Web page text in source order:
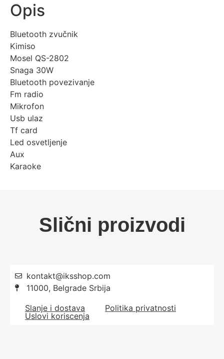
Opis
Bluetooth zvučnik
Kimiso
Mosel QS-2802
Snaga 30W
Bluetooth povezivanje
Fm radio
Mikrofon
Usb ulaz
Tf card
Led osvetljenje
Aux
Karaoke
Slični proizvodi
kontakt@iksshop.com
11000, Belgrade Srbija
Slanje i dostava
Politika privatnosti
Uslovi koriscenja